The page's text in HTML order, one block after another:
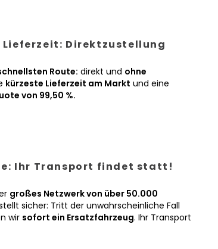
Direktzustellung
Route: direkt und ohne
kürzeste Lieferzeit am Markt und eine
von 99,50 %.
Ihr Transport findet statt!
großes Netzwerk von über 50.000
sicher: Tritt der unwahrscheinliche Fall
wir sofort ein Ersatzfahrzeug. Ihr Transport